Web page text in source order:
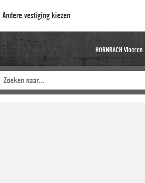
Andere vestiging kiezen
HORNBACH Vloeren